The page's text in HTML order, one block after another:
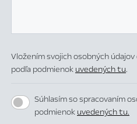
Vložením svojich osobných
podľa podmienok uvedených tu.
Súhlasím so spracovaním
podmienok uvedených tu.